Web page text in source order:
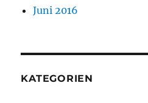
Juni 2016
KATEGORIEN